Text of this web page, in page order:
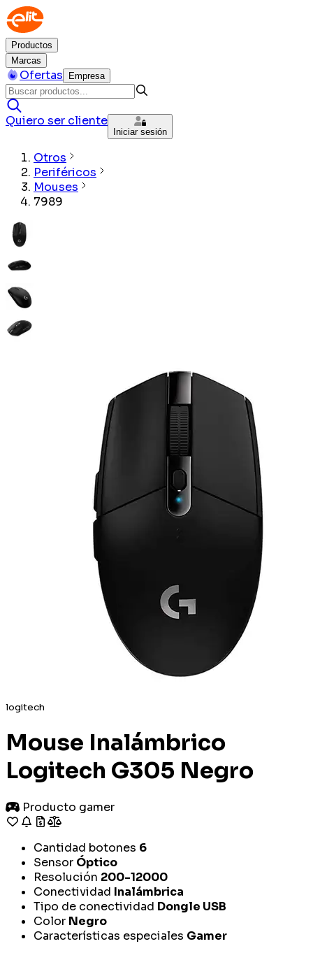
Productos
Marcas
Ofertas Empresa
Quiero ser cliente
Iniciar sesión
Otros
Periféricos
Mouses
7989
logitech
Mouse Inalámbrico
Logitech G305 Negro
Producto gamer
Cantidad botones 6
Sensor Óptico
Resolución 200-12000
Conectividad Inalámbrica
Tipo de conectividad Dongle USB
Color Negro
Características especiales Gamer